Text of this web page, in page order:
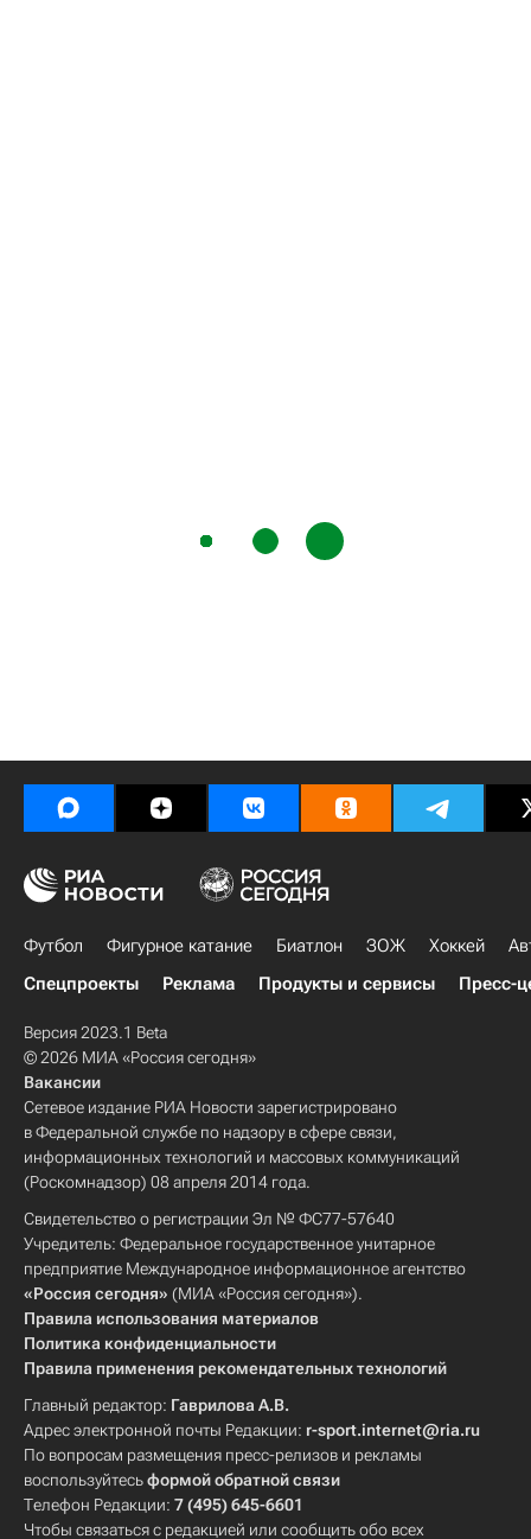
Футбол Фигурное катание Биатлон ЗОЖ Хоккей
Спецпроекты
Реклама Продукты и сервисы Пресс-
Версия 2023.1 Beta
© 2026 МИА «Россия сегодня»
Вакансии
Сетевое издание РИА Новости зарегистрировано
в Федеральной службе по надзору в сфере связи,
информационных технологий и массовых коммуникаций
(Роскомнадзор) 08 апреля 2014 года.
Свидетельство о регистрации Эл № ФС77-57640
Учредитель: Федеральное государственное унитарное
предприятие Международное информационное агентство
«Россия сегодня» (МИА «Россия сегодня»).
Правила использования материалов
Политика конфиденциальности
Правила применения рекомендательных технологий
Главный редактор: Гаврилова А.В.
Адрес электронной почты Редакции: r-sport.internet@ria.ru
По вопросам размещения пресс-релизов и рекламы
воспользуйтесьформой обратной связи
Телефон Редакции: 7 (495) 645-6601
Чтобы связаться с редакцией или сообщить обо всех